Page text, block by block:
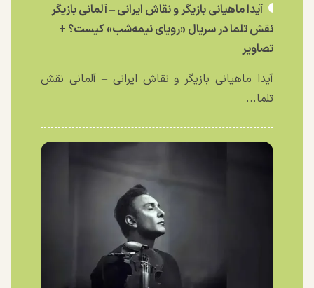
آیدا ماهیانی بازیگر و نقاش ایرانی – آلمانی بازیگر
نقش تلما در سریال «رویای نیمه‌شب» کیست؟ +
تصاویر
آیدا ماهیانی بازیگر و نقاش ایرانی – آلمانی نقش
تلما...